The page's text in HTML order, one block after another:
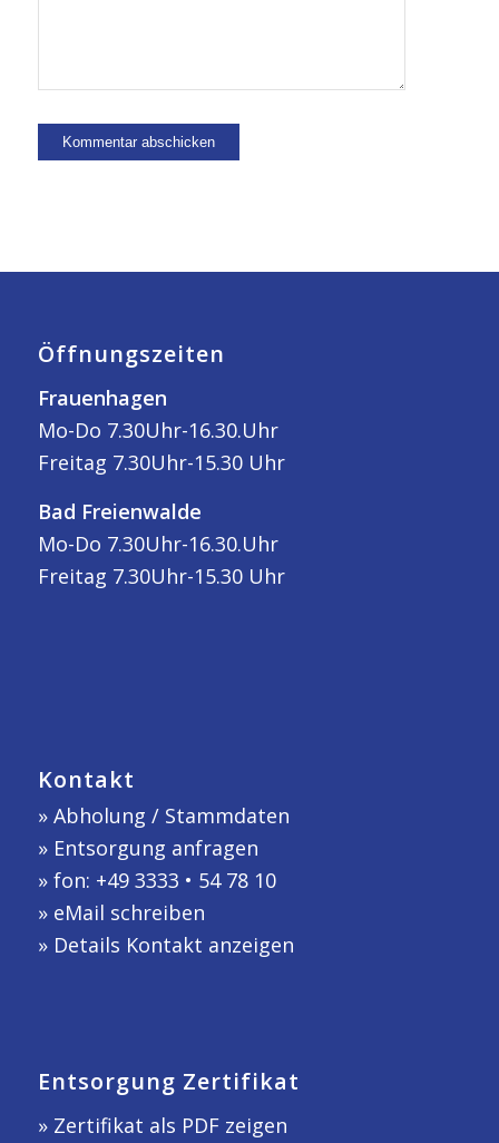
Öffnungszeiten
Frauenhagen
Mo-Do 7.30Uhr-16.30.Uhr
Freitag 7.30Uhr-15.30 Uhr
Bad Freienwalde
Mo-Do 7.30Uhr-16.30.Uhr
Freitag 7.30Uhr-15.30 Uhr
Kontakt
» Abholung / Stammdaten
» Entsorgung anfragen
» fon: +49 3333 • 54 78 10
» eMail schreiben
» Details Kontakt anzeigen
Entsorgung Zertifikat
» Zertifikat als PDF zeigen